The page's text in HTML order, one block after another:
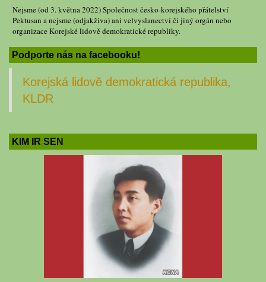
Nejsme (od 3. května 2022) Společnost česko-korejského přátelství
Pektusan a nejsme (odjakživa) ani velvyslanectví či jiný orgán nebo
organizace Korejské lidově demokratické republiky.
Podporte nás na facebooku!
Korejská lidově demokratická republika,
KLDR
KIM IR SEN